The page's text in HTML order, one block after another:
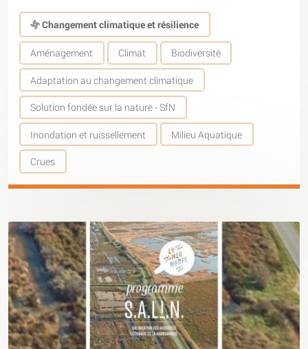
Changement climatique et résilience
Aménagement Climat Biodiversité
Adaptation au changement climatique
Solution fondée sur la nature - SfN
Inondation et ruissellement Milieu Aquatique
Crues